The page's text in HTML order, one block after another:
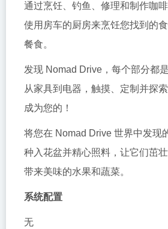
通过烹饪、钓鱼、修理和制作咖啡
使用房车的厨房来烹饪您找到的
餐食。
发现 Nomad Drive，每个部分都
从家具到电器，触摸、定制并探
成为您的！
将您在 Nomad Drive 世界中发现
种入花盆并精心照料，让它们茁
带来美味的水果和蔬菜。
系统配置
无